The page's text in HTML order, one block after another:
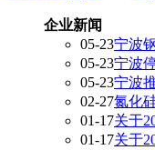
企业新闻
05-23宁波
05-23宁波
05-23宁波
02-27氮化
01-17关于
01-17关于